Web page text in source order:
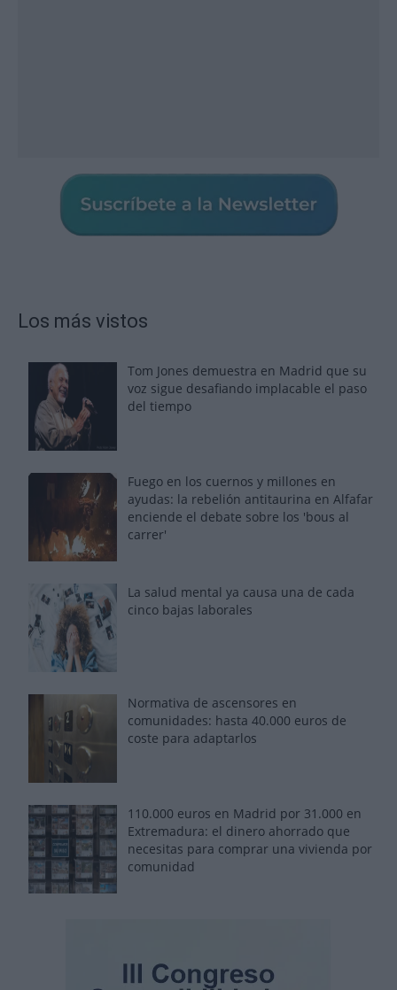
Los más vistos
Tom Jones demuestra en Madrid que su
voz sigue desafiando implacable el paso
del tiempo
Fuego en los cuernos y millones en
ayudas: la rebelión antitaurina en Alfafar
enciende el debate sobre los 'bous al
carrer'
La salud mental ya causa una de cada
cinco bajas laborales
Normativa de ascensores en
comunidades: hasta 40.000 euros de
coste para adaptarlos
110.000 euros en Madrid por 31.000 en
Extremadura: el dinero ahorrado que
necesitas para comprar una vivienda por
comunidad